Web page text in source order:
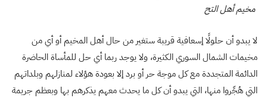
مخيم أهل التح
لا يبدو أن حلولًا إسعافية قريبة ستغير من حال أهل المخيم أو أي من
مخيمات الشمال السوري الكثيرة، ولا يوجد ربما أي حل للمأساة الحاضرة
الدائمة المتجددة مع كل موجة حر أو برد إلا بعودة هؤلاء لمنازلهم وبلداتهم
التي هُجِّروا منها، التي يبدو أن كل ما يحدث معهم يذكرهم بها وبعظم جريمة